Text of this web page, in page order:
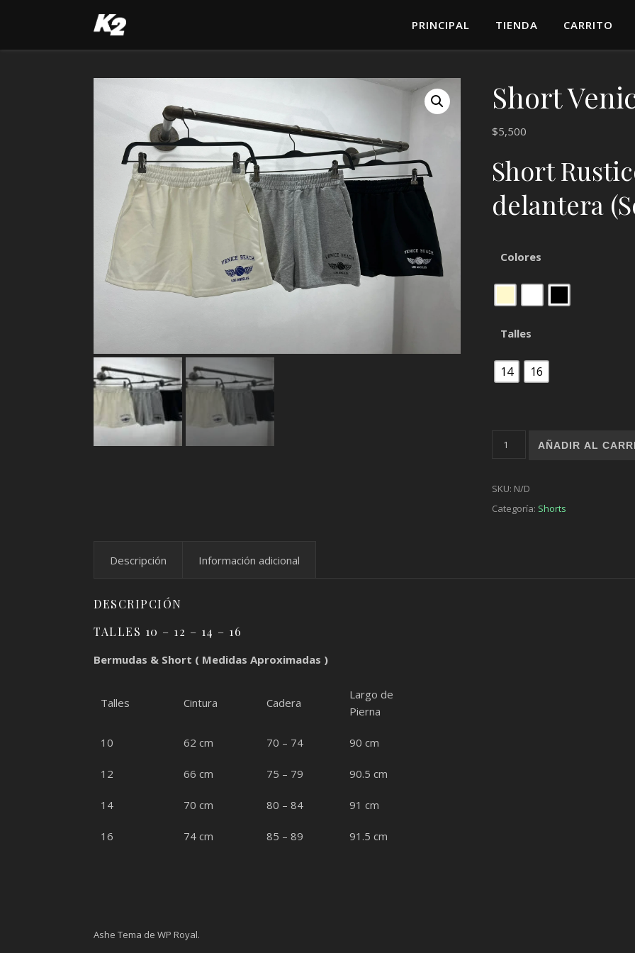
PRINCIPAL TIENDA CARRITO
Short
$5,500
Short
delantera
Colores
Talles
14 16
Short Venice cantidad
AÑADIR AL
SKU: N/D
Categoría: Shorts
Descripción Información adicional
DESCRIPCIÓN
TALLES 10 – 12 – 14 – 16
Bermudas & Short ( Medidas Aproximadas )
Talles Cintura Cadera
Largo de
Pierna
10 62 cm 70 – 74 90 cm
12 66 cm 75 – 79 90.5 cm
14 70 cm 80 – 84 91 cm
16 74 cm 85 – 89 91.5 cm
Ashe Tema de WP Royal.